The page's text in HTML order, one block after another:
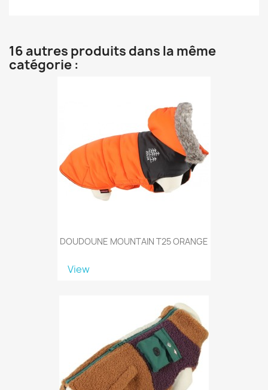
16 autres produits dans la même
catégorie :
DOUDOUNE MOUNTAIN T25 ORANGE
View